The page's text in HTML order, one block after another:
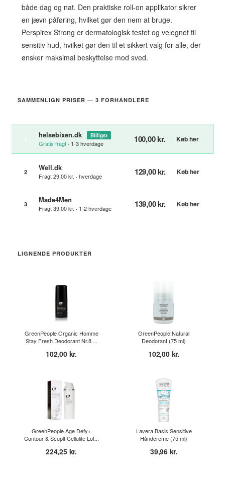
både dag og nat. Den praktiske roll-on applikator sikrer
en jævn påføring, hvilket gør den nem at bruge.
Perspirex Strong er dermatologisk testet og velegnet til
sensitiv hud, hvilket gør den til et sikkert valg for alle, der
ønsker maksimal beskyttelse mod sved.
SAMMENLIGN PRISER — 3 FORHANDLERE
helsebixen.dk Billigst
Gratis fragt · 1-3 hverdage 100,00 kr. Køb her
2 Well.dk
Fragt 29,00 kr. · hverdage 129,00 kr. Køb her
3 Made4Men
Fragt 39,00 kr. · 1-2 hverdage 139,00 kr. Køb her
LIGNENDE PRODUKTER
GreenPeople Organic Homme
Stay Fresh Deodorant Nr.8 ...
102,00 kr.
GreenPeople Natural
Deodorant (75 ml)
102,00 kr.
GreenPeople Age Defy+
Contour & Scuplt Cellulite Lot...
224,25 kr.
Lavera Basis Sensitive
Håndcreme (75 ml)
39,96 kr.